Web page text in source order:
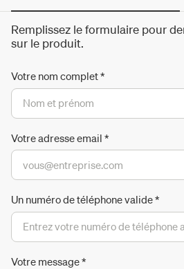
Remplissez le formulaire pour
sur le produit.
Votre nom complet*
Votre adresse email *
Un numéro de téléphone valide*
Votre message*